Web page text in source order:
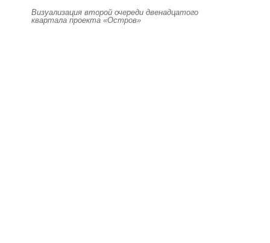
Визуализация второй очереди двенадцатого
квартала проекта «Остров»